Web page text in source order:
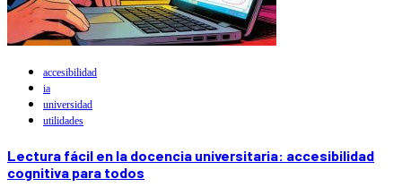
accesibilidad
ia
universidad
utilidades
Lectura fácil en la docencia universitaria: accesibilidad
cognitiva para todos